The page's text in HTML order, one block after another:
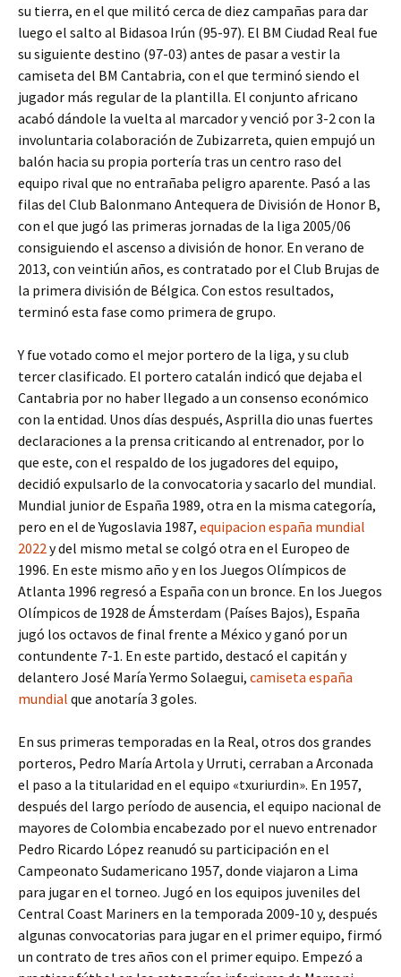
su tierra, en el que militó cerca de diez campañas para dar
luego el salto al Bidasoa Irún (95-97). El BM Ciudad Real fue
su siguiente destino (97-03) antes de pasar a vestir la
camiseta del BM Cantabria, con el que terminó siendo el
jugador más regular de la plantilla. El conjunto africano
acabó dándole la vuelta al marcador y venció por 3-2 con la
involuntaria colaboración de Zubizarreta, quien empujó un
balón hacia su propia portería tras un centro raso del
equipo rival que no entrañaba peligro aparente. Pasó a las
filas del Club Balonmano Antequera de División de Honor B,
con el que jugó las primeras jornadas de la liga 2005/06
consiguiendo el ascenso a división de honor. En verano de
2013, con veintiún años, es contratado por el Club Brujas de
la primera división de Bélgica. Con estos resultados,
terminó esta fase como primera de grupo.
Y fue votado como el mejor portero de la liga, y su club
tercer clasificado. El portero catalán indicó que dejaba el
Cantabria por no haber llegado a un consenso económico
con la entidad. Unos días después, Asprilla dio unas fuertes
declaraciones a la prensa criticando al entrenador, por lo
que este, con el respaldo de los jugadores del equipo,
decidió expulsarlo de la convocatoria y sacarlo del mundial.
Mundial junior de España 1989, otra en la misma categoría,
pero en el de Yugoslavia 1987, equipacion españa mundial
2022y del mismo metal se colgó otra en el Europeo de
1996. En este mismo año y en los Juegos Olímpicos de
Atlanta 1996 regresó a España con un bronce. En los Juegos
Olímpicos de 1928 de Ámsterdam (Países Bajos), España
jugó los octavos de final frente a México y ganó por un
contundente 7-1. En este partido, destacó el capitán y
delantero José María Yermo Solaegui, camiseta españa
mundial que anotaría 3 goles.
En sus primeras temporadas en la Real, otros dos grandes
porteros, Pedro María Artola y Urruti, cerraban a Arconada
el paso a la titularidad en el equipo «txuriurdin». En 1957,
después del largo período de ausencia, el equipo nacional de
mayores de Colombia encabezado por el nuevo entrenador
Pedro Ricardo López reanudó su participación en el
Campeonato Sudamericano 1957, donde viajaron a Lima
para jugar en el torneo. Jugó en los equipos juveniles del
Central Coast Mariners en la temporada 2009-10 y, después
algunas convocatorias para jugar en el primer equipo, firmó
un contrato de tres años con el primer equipo. Empezó a